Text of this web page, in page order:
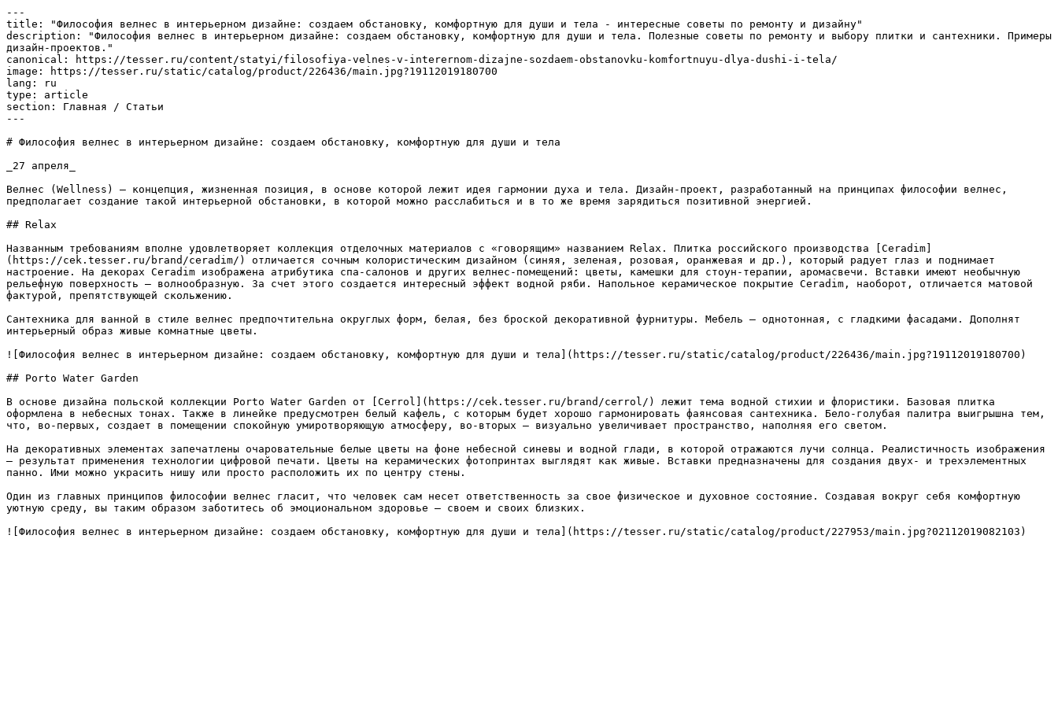
---
title: "Философия велнес в интерьерном дизайне: создаем обстановку, комфортную для души и тела - интересные советы по ремонту и дизайну"
description: "Философия велнес в интерьерном дизайне: создаем обстановку, комфортную для души и тела. Полезные советы по ремонту и выбору плитки и сантехники. Примеры
дизайн-проектов."
canonical: https://tesser.ru/content/statyi/filosofiya-velnes-v-interernom-dizajne-sozdaem-obstanovku-komfortnuyu-dlya-dushi-i-tela/
image: https://tesser.ru/static/catalog/product/226436/main.jpg?19112019180700
lang: ru
type: article
section: Главная / Статьи
---
# Философия велнес в интерьерном дизайне: создаем обстановку, комфортную для души и тела
_27 апреля_
Велнес (Wellness) – концепция, жизненная позиция, в основе которой лежит идея гармонии духа и тела. Дизайн-проект, разработанный на принципах философии велнес,
предполагает создание такой интерьерной обстановки, в которой можно расслабиться и в то же время зарядиться позитивной энергией.
## Relax
Названным требованиям вполне удовлетворяет коллекция отделочных материалов с «говорящим» названием Relax. Плитка российского производства [Ceradim]
(https://cek.tesser.ru/brand/ceradim/) отличается сочным колористическим дизайном (синяя, зеленая, розовая, оранжевая и др.), который радует глаз и поднимает
настроение. На декорах Ceradim изображена атрибутика спа-салонов и других велнес-помещений: цветы, камешки для стоун-терапии, аромасвечи. Вставки имеют необычную
рельефную поверхность – волнообразную. За счет этого создается интересный эффект водной ряби. Напольное керамическое покрытие Ceradim, наоборот, отличается матовой
фактурой, препятствующей скольжению.
Сантехника для ванной в стиле велнес предпочтительна округлых форм, белая, без броской декоративной фурнитуры. Мебель – однотонная, с гладкими фасадами. Дополнят
интерьерный образ живые комнатные цветы.
![Философия велнес в интерьерном дизайне: создаем обстановку, комфортную для души и тела](https://tesser.ru/static/catalog/product/226436/main.jpg?19112019180700)
## Porto Water Garden
В основе дизайна польской коллекции Porto Water Garden от [Cerrol](https://cek.tesser.ru/brand/cerrol/) лежит тема водной стихии и флористики. Базовая плитка
оформлена в небесных тонах. Также в линейке предусмотрен белый кафель, с которым будет хорошо гармонировать фаянсовая сантехника. Бело-голубая палитра выигрышна тем,
что, во-первых, создает в помещении спокойную умиротворяющую атмосферу, во-вторых – визуально увеличивает пространство, наполняя его светом.
На декоративных элементах запечатлены очаровательные белые цветы на фоне небесной синевы и водной глади, в которой отражаются лучи солнца. Реалистичность изображения
– результат применения технологии цифровой печати. Цветы на керамических фотопринтах выглядят как живые. Вставки предназначены для создания двух- и трехэлементных
панно. Ими можно украсить нишу или просто расположить их по центру стены.
Один из главных принципов философии велнес гласит, что человек сам несет ответственность за свое физическое и духовное состояние. Создавая вокруг себя комфортную
уютную среду, вы таким образом заботитесь об эмоциональном здоровье – своем и своих близких.
![Философия велнес в интерьерном дизайне: создаем обстановку, комфортную для души и тела](https://tesser.ru/static/catalog/product/227953/main.jpg?02112019082103)